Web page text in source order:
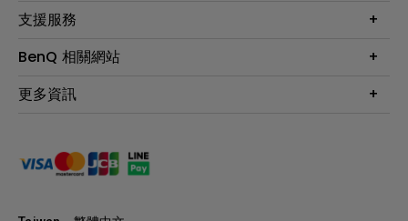
智慧照明
專業拍物視訊鏡頭
尋找銷售據點
會員綁定LINE教學
第一次購物就上手
延長保固購買
贈品兌換網站首頁
支援服務
服務公告
保固條例
手冊與軟體下載
產品常見問題
BenQ 相關網站
專業商用解決方案
BenQ 大娛樂家
更多資訊
永續發展
產品碳足跡報告